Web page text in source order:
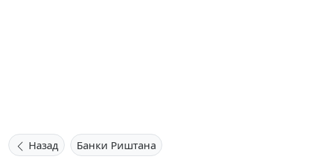
Назад Банки Риштана